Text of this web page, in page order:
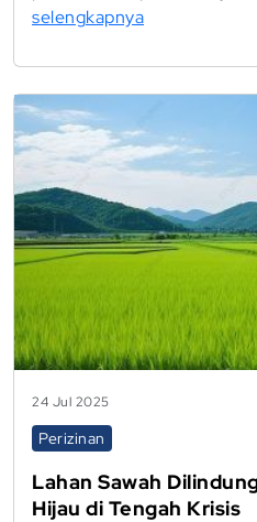
selengkapnya
24 Jul 2025
Perizinan
Lahan Sawah
Hijau di Tengah Krisis